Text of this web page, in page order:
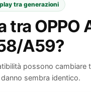
tra generazioni
tra OPPO
A59?
possono cambiare
sembra identico.